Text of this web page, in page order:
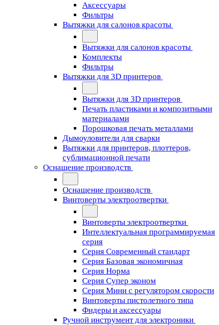
Аксессуары
Фильтры
Вытяжки для салонов красоты
Вытяжки для салонов красоты
Комплекты
Фильтры
Вытяжки для 3D принтеров
Вытяжки для 3D принтеров
Печать пластиками и композитными
материалами
Порошковая печать металлами
Дымоуловители для сварки
Вытяжки для принтеров, плоттеров,
сублимационной печати
Оснащение производств
Оснащение производств
Винтоверты электроотвертки
Винтоверты электроотвертки
Интеллектуальная программируемая
серия
Серия Современный стандарт
Серия Базовая экономичная
Серия Норма
Серия Cупер эконом
Серия Мини с регулятором скорости
Винтоверты пистолетного типа
Фидеры и аксессуары
Ручной инструмент для электроники